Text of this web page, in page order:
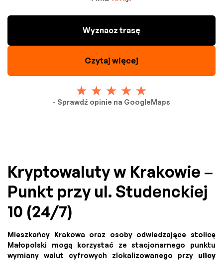
Wyznacz trasę
Czytaj więcej
- Sprawdź opinie na GoogleMaps
Kryptowaluty w Krakowie –
Punkt przy ul. Studenckiej
10 (24/7)
Mieszkańcy Krakowa oraz osoby odwiedzające stolicę
Małopolski mogą korzystać ze stacjonarnego punktu
wymiany walut cyfrowych zlokalizowanego przy ulicy